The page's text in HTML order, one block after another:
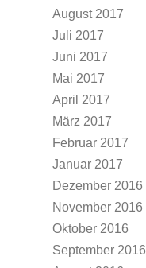
August 2017
Juli 2017
Juni 2017
Mai 2017
April 2017
März 2017
Februar 2017
Januar 2017
Dezember 2016
November 2016
Oktober 2016
September 2016